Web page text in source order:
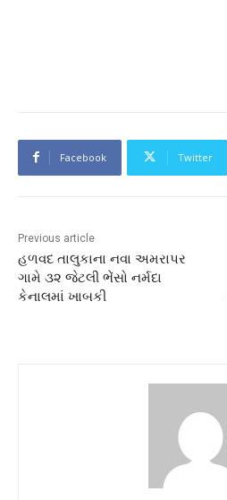
Facebook Twitter
Previous article
હળવદ તાલુકાના નવા અમરાપર
ગામે ૩૨ જેટલી ભેંસો નર્મદા
કેનાલમાં ખાબકી